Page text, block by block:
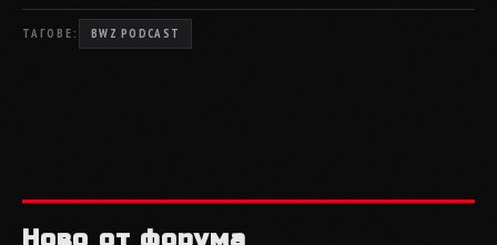
ТАГОВЕ: BWZ PODCAST